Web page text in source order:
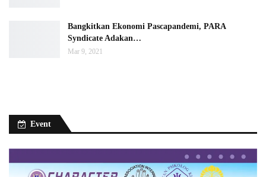
Bangkitkan Ekonomi Pascapandemi, PARA
Syndicate Adakan…
Mar 9, 2021
Event